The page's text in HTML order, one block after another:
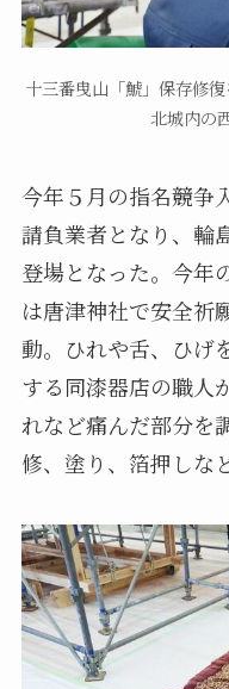
十三番曳山「鯱」保存修
北城内の
今年５月の指名競争
請負業者となり、輪
登場となった。今年
は唐津神社で安全祈
動。ひれや舌、ひげ
する同漆器店の職人
れなど痛んだ部分を
修、塗り、箔押しな